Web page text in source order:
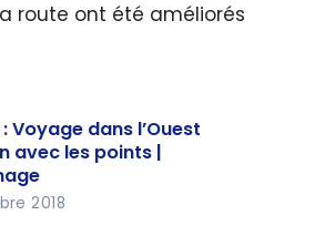
route ont été améliorés
Voyage dans l’Ouest
avec les points |
2018